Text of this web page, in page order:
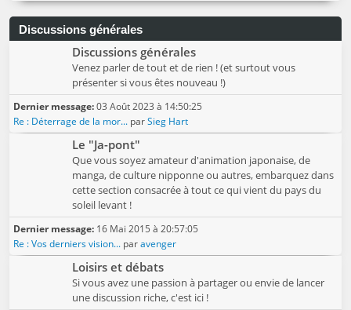
Discussions générales
Discussions générales
Venez parler de tout et de rien ! (et surtout vous
présenter si vous êtes nouveau !)
Dernier message:03 Août 2023 à 14:50:25
Re : Déterrage de la mor... parSieg Hart
Le "Ja-pont"
Que vous soyez amateur d'animation japonaise, de
manga, de culture nipponne ou autres, embarquez dans
cette section consacrée à tout ce qui vient du pays du
soleil levant !
Dernier message: 16 Mai 2015 à 20:57:05
Re : Vos derniers vision... paravenger
Loisirs et débats
Si vous avez une passion à partager ou envie de lancer
une discussion riche, c'est ici !